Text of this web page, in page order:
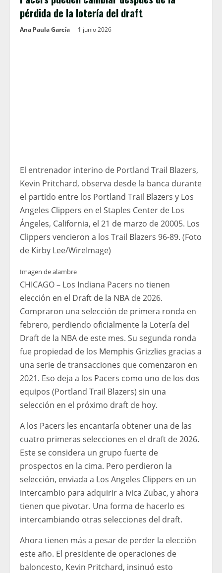
pérdida de la lotería del draft
Ana Paula García 1 junio 2026
El entrenador interino de Portland Trail Blazers,
Kevin Pritchard, observa desde la banca durante
el partido entre los Portland Trail Blazers y Los
Angeles Clippers en el Staples Center de Los
Ángeles, California, el 21 de marzo de 20005. Los
Clippers vencieron a los Trail Blazers 96-89. (Foto
de Kirby Lee/WireImage)
Imagen de alambre
CHICAGO – Los Indiana Pacers no tienen
elección en el Draft de la NBA de 2026.
Compraron una selección de primera ronda en
febrero, perdiendo oficialmente la Lotería del
Draft de la NBA de este mes. Su segunda ronda
fue propiedad de los Memphis Grizzlies gracias a
una serie de transacciones que comenzaron en
2021. Eso deja a los Pacers como uno de los dos
equipos (Portland Trail Blazers) sin una
selección en el próximo draft de hoy.
A los Pacers les encantaría obtener una de las
cuatro primeras selecciones en el draft de 2026.
Este se considera un grupo fuerte de
prospectos en la cima. Pero perdieron la
selección, enviada a Los Angeles Clippers en un
intercambio para adquirir a Ivica Zubac, y ahora
tienen que pivotar. Una forma de hacerlo es
intercambiando otras selecciones del draft.
Ahora tienen más a pesar de perder la elección
este año. El presidente de operaciones de
baloncesto, Kevin Pritchard, insinuó esto